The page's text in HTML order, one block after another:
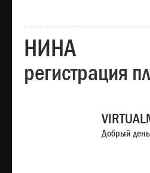
НИНА
регистрация
Добрый